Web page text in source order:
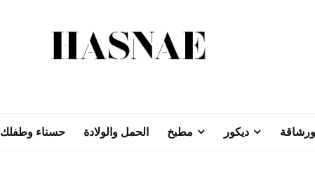
ديكور مطبخ الحمل والولادة حسناء وطفلك